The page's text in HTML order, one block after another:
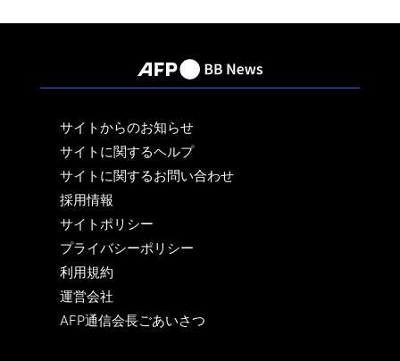
サイトからのお知らせ
サイトに関するヘルプ
サイトに関するお問い合わせ
採用情報
サイトポリシー
プライバシーポリシー
利用規約
運営会社
AFP通信会長ごあいさつ